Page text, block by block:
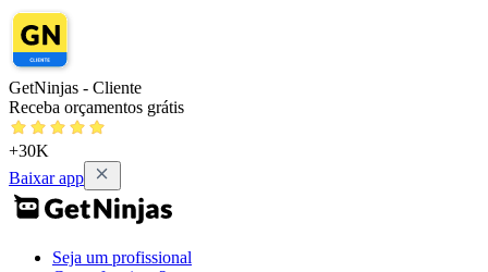
GetNinjas - Cliente
Receba orçamentos grátis
+30K
Baixar app
Seja um profissional